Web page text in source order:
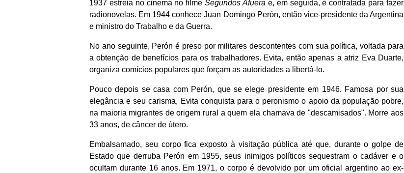
1937 estreia no cinema no filmeSegundos Afuera e, em seguida, é contratada para fazer
radionovelas. Em 1944 conhece Juan Domingo Perón, então vice-presidente da Argentina
e ministro do Trabalho e da Guerra.
No ano seguinte, Perón é preso por militares descontentes com sua política, voltada para
a obtenção de benefícios para os trabalhadores. Evita, então apenas a atriz Eva Duarte,
organiza comícios populares que forçam as autoridades a libertá-lo.
Pouco depois se casa com Perón, que se elege presidente em 1946. Famosa por sua
elegância e seu carisma, Evita conquista para o peronismo o apoio da população pobre,
na maioria migrantes de origem rural a quem ela chamava de "descamisados". Morre aos
33 anos, de câncer de útero.
Embalsamado, seu corpo fica exposto à visitação pública até que, durante o golpe de
Estado que derruba Perón em 1955, seus inimigos políticos sequestram o cadáver e o
ocultam durante 16 anos. Em 1971, o corpo é devolvido por um oficial argentino ao ex-